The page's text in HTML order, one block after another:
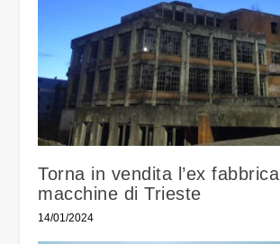
Torna in vendita l’ex fabbrica
macchine di Trieste
14/01/2024